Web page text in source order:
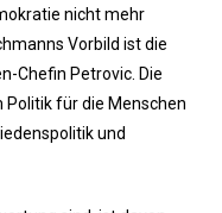
nicht mehr
Vorbild ist die
Chefin Petrovic. Die
Politik für die Menschen
und